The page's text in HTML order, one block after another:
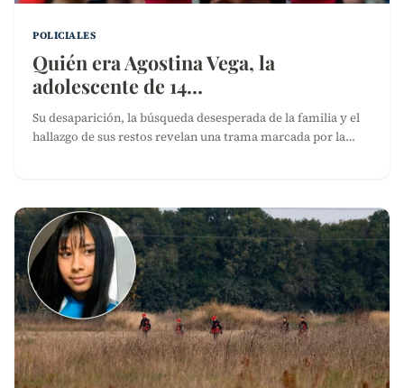
POLICIALES
Quién era Agostina Vega, la
adolescente de 14…
Su desaparición, la búsqueda desesperada de la familia y el
hallazgo de sus restos revelan una trama marcada por la…